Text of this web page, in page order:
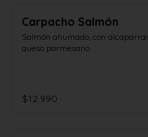
Carpacho Salmón
Salmón ahumado, con
queso parmesano
$12.990